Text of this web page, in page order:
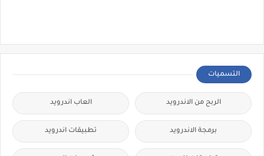
التسميات
الربح من الاندرويد العاب اندرويد
برمجة الاندرويد تطبيقات اندرويد